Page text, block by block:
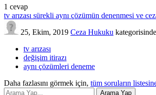
1 cevap
tv arızası sürekli aynı çözümün denenmesi ve
25, Ekim, 2019 Ceza Hukuku kategorisinde
tv arızası
değişim itirazı
aynı çözümleri deneme
Daha fazlasını görmek için, tüm soruların